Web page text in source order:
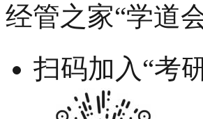
经管之家“学道
扫码加入“考